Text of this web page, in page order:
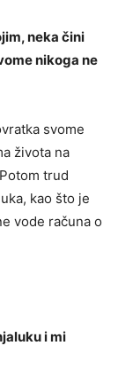
neka čini
nikoga ne
svome
života na
trud
kao što je
vode računa o
i mi